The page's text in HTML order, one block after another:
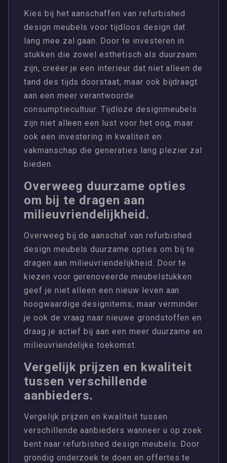
Kies bij het aanschaffen van refurbished
design meubels voor tijdloos design dat
lang mee zal gaan. Door te investeren in
stukken die zowel esthetisch als duurzaam
zijn, creëer je een interieur dat niet alleen de
tand des tijds doorstaat, maar ook bijdraagt
aan een meer verantwoorde
consumptiecultuur. Tijdloze designmeubels
zijn niet alleen een lust voor het oog, maar
ook een investering in kwaliteit en
vakmanschap die generaties lang plezier zal
bieden.
Overweeg duurzame opties
om bij te dragen aan
milieuvriendelijkheid.
Overweeg bij de aanschaf van refurbished
design meubels duurzame opties om bij te
dragen aan milieuvriendelijkheid. Door te
kiezen voor gerenoveerde meubelstukken
geef je niet alleen een nieuw leven aan
hoogwaardige designitems, maar verminder
je ook de vraag naar nieuwe grondstoffen en
draag je actief bij aan een meer duurzame en
milieuvriendelijke toekomst.
Vergelijk prijzen en kwaliteit
tussen verschillende
aanbieders.
Vergelijk prijzen en kwaliteit tussen
verschillende aanbieders wanneer u op zoek
bent naar refurbished design meubels. Door
grondig onderzoek te doen en offertes te